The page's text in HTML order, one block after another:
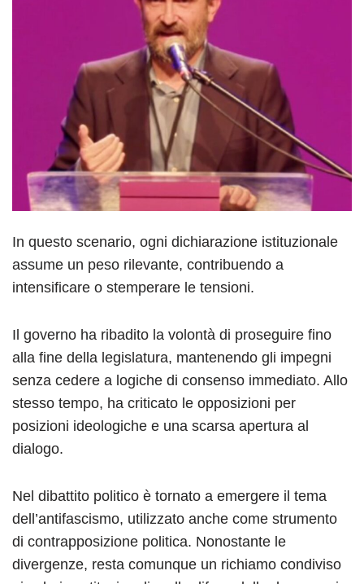
In questo scenario, ogni dichiarazione istituzionale
assume un peso rilevante, contribuendo a
intensificare o stemperare le tensioni.
Il governo ha ribadito la volontà di proseguire fino
alla fine della legislatura, mantenendo gli impegni
senza cedere a logiche di consenso immediato. Allo
stesso tempo, ha criticato le opposizioni per
posizioni ideologiche e una scarsa apertura al
dialogo.
Nel dibattito politico è tornato a emergere il tema
dell’antifascismo, utilizzato anche come strumento
di contrapposizione politica. Nonostante le
divergenze, resta comunque un richiamo condiviso